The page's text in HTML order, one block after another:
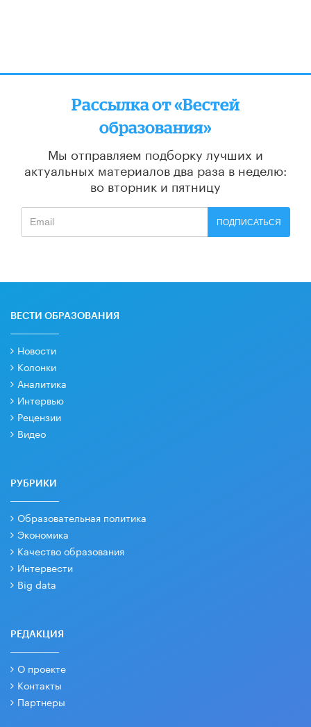
Рассылка от «Вестей
образования»
Мы отправляем подборку лучших и
актуальных материалов два раза в неделю:
во вторник и пятницу
ПОДПИСАТЬСЯ
ВЕСТИ ОБРАЗОВАНИЯ
Новости
Колонки
Аналитика
Интервью
Рецензии
Видео
РУБРИКИ
Образовательная политика
Экономика
Качество образования
Интервести
Big data
РЕДАКЦИЯ
О проекте
Контакты
Партнеры